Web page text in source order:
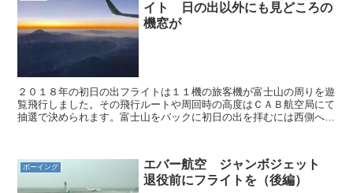
イト 日の出以外にも見どころの
機窓が
２０１８年の初日の出フライトは１１機の旅客機が富士山の周りを遊
覧飛行しました。その飛行ルートや周回時の高度はＣＡＢ航空局にて
抽選で決められます。富士山をバックに初日の出を拝むには西側へ行
ボーイング
エバー航空 ジャンボジェット
退役前にフライトを（後編）